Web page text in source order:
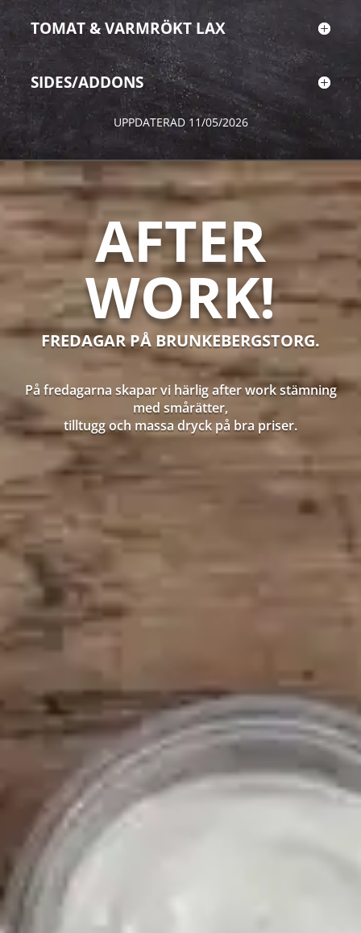
TOMAT & VARMRÖKT LAX
SIDES/ADDONS
UPPDATERAD 11/05/2026
AFTER
WORK!
FREDAGAR PÅ BRUNKEBERGSTORG.
På fredagarna skapar vi härlig after work stämning
med smårätter,
tilltugg och massa dryck på bra priser.